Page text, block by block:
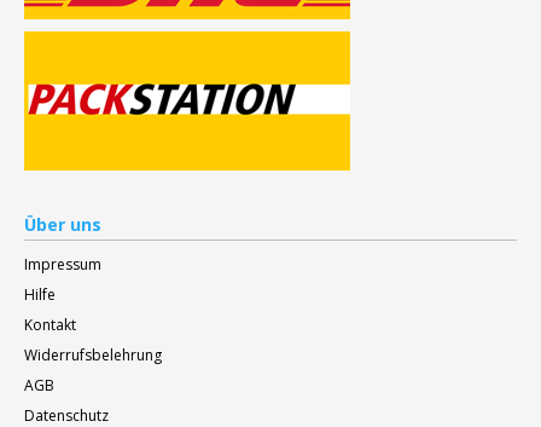
Über uns
Impressum
Hilfe
Kontakt
Widerrufsbelehrung
AGB
Datenschutz